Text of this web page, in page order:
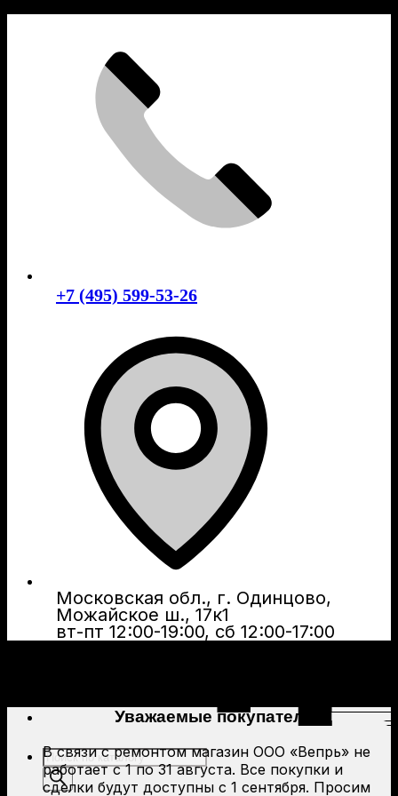
+7 (495) 599-53-26
Московская обл., г. Одинцово,
Можайское ш., 17к1
вт-пт 12:00-19:00, сб 12:00-17:00
Поиск
товаров
Уважаемые покупатели!
В связи с ремонтом магазин ООО «Вепрь» не
работает с 1 по 31 августа. Все покупки и
сделки будут доступны с 1 сентября. Просим